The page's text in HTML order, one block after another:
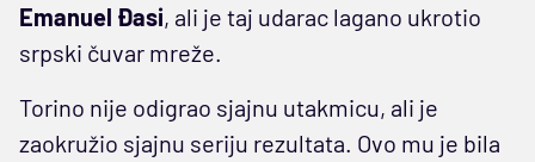
Emanuel Đasi, ali je taj udarac lagano ukrotio
srpski čuvar mreže.
Torino nije odigrao sjajnu utakmicu, ali je
zaokružio sjajnu seriju rezultata. Ovo mu je bila